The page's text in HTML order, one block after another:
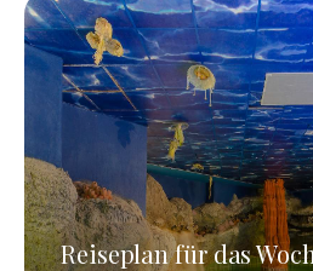
Reiseplan für das